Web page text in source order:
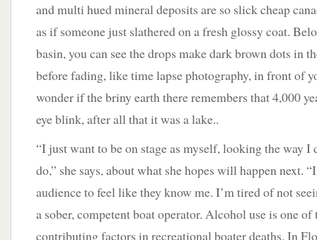
and multi hued mineral deposits are so slick cheap
as if someone just slathered on a fresh glossy coat.
basin, you can see the drops make dark brown dots in
before fading, like time lapse photography, in front of
wonder if the briny earth there remembers that 4,000
eye blink, after all that it was a lake..
“I just want to be on stage as myself, looking the way I
do,” she says, about what she hopes will happen next.
audience to feel like they know me. I’m tired of not
a sober, competent boat operator. Alcohol use is one of
contributing factors in recreational boater deaths. In